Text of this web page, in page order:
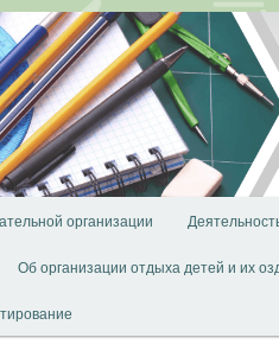
организации
Об организации отдыха детей и их